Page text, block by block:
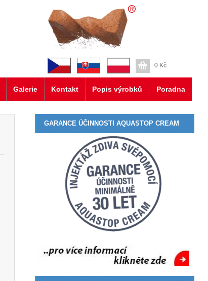
Galerie Kontakt Popis výrobků Poradna
0 Kč
GARANCE ÚČINNOSTI AQUASTOP CREAM